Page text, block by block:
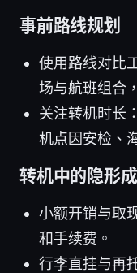
事前路线规划
使用路线对比
场与航班组合
关注转机时长
机点因安检、
转机中的隐形
小额开销与取
和手续费。
行李直挂与再